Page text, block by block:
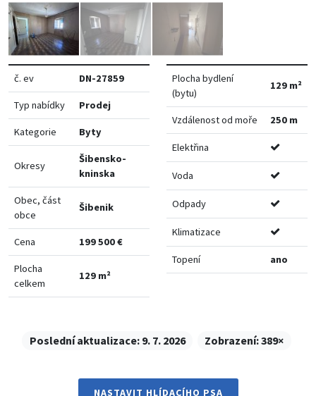
č. ev DN-27859
Typ nabídky Prodej
Kategorie Byty
Okresy
Šibensko-
kninska
Obec, část
obce
Šibenik
Cena 199 500 €
Plocha
celkem
129 m²
Plocha bydlení
(bytu)
129 m²
Vzdálenost od moře 250 m
Elektřina
Voda
Odpady
Klimatizace
Topení ano
Poslední aktualizace: 9. 7. 2026 Zobrazení:389×
NASTAVIT HLÍDACÍHO PSA